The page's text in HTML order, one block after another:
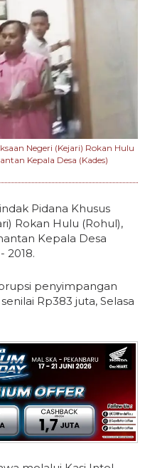
Negeri (Kejari) Rokan Hulu
Kepala Desa (Kades)
Pidana Khusus
Rokan Hulu (Rohul),
Kepala Desa
2018.
penyimpangan
Rp383 juta, Selasa